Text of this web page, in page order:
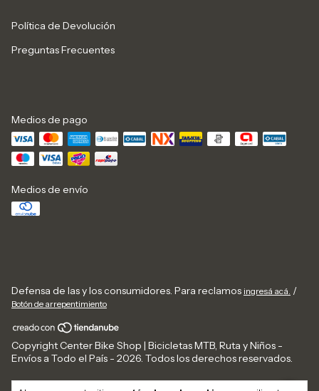
Política de Devolución
Preguntas Frecuentes
Medios de pago
Medios de envío
Defensa de las y los consumidores. Para reclamos ingresá acá. /
Botón de arrepentimiento
Copyright Center Bike Shop | Bicicletas MTB, Ruta y Niños -
Envíos a Todo el País - 2026. Todos los derechos reservados.